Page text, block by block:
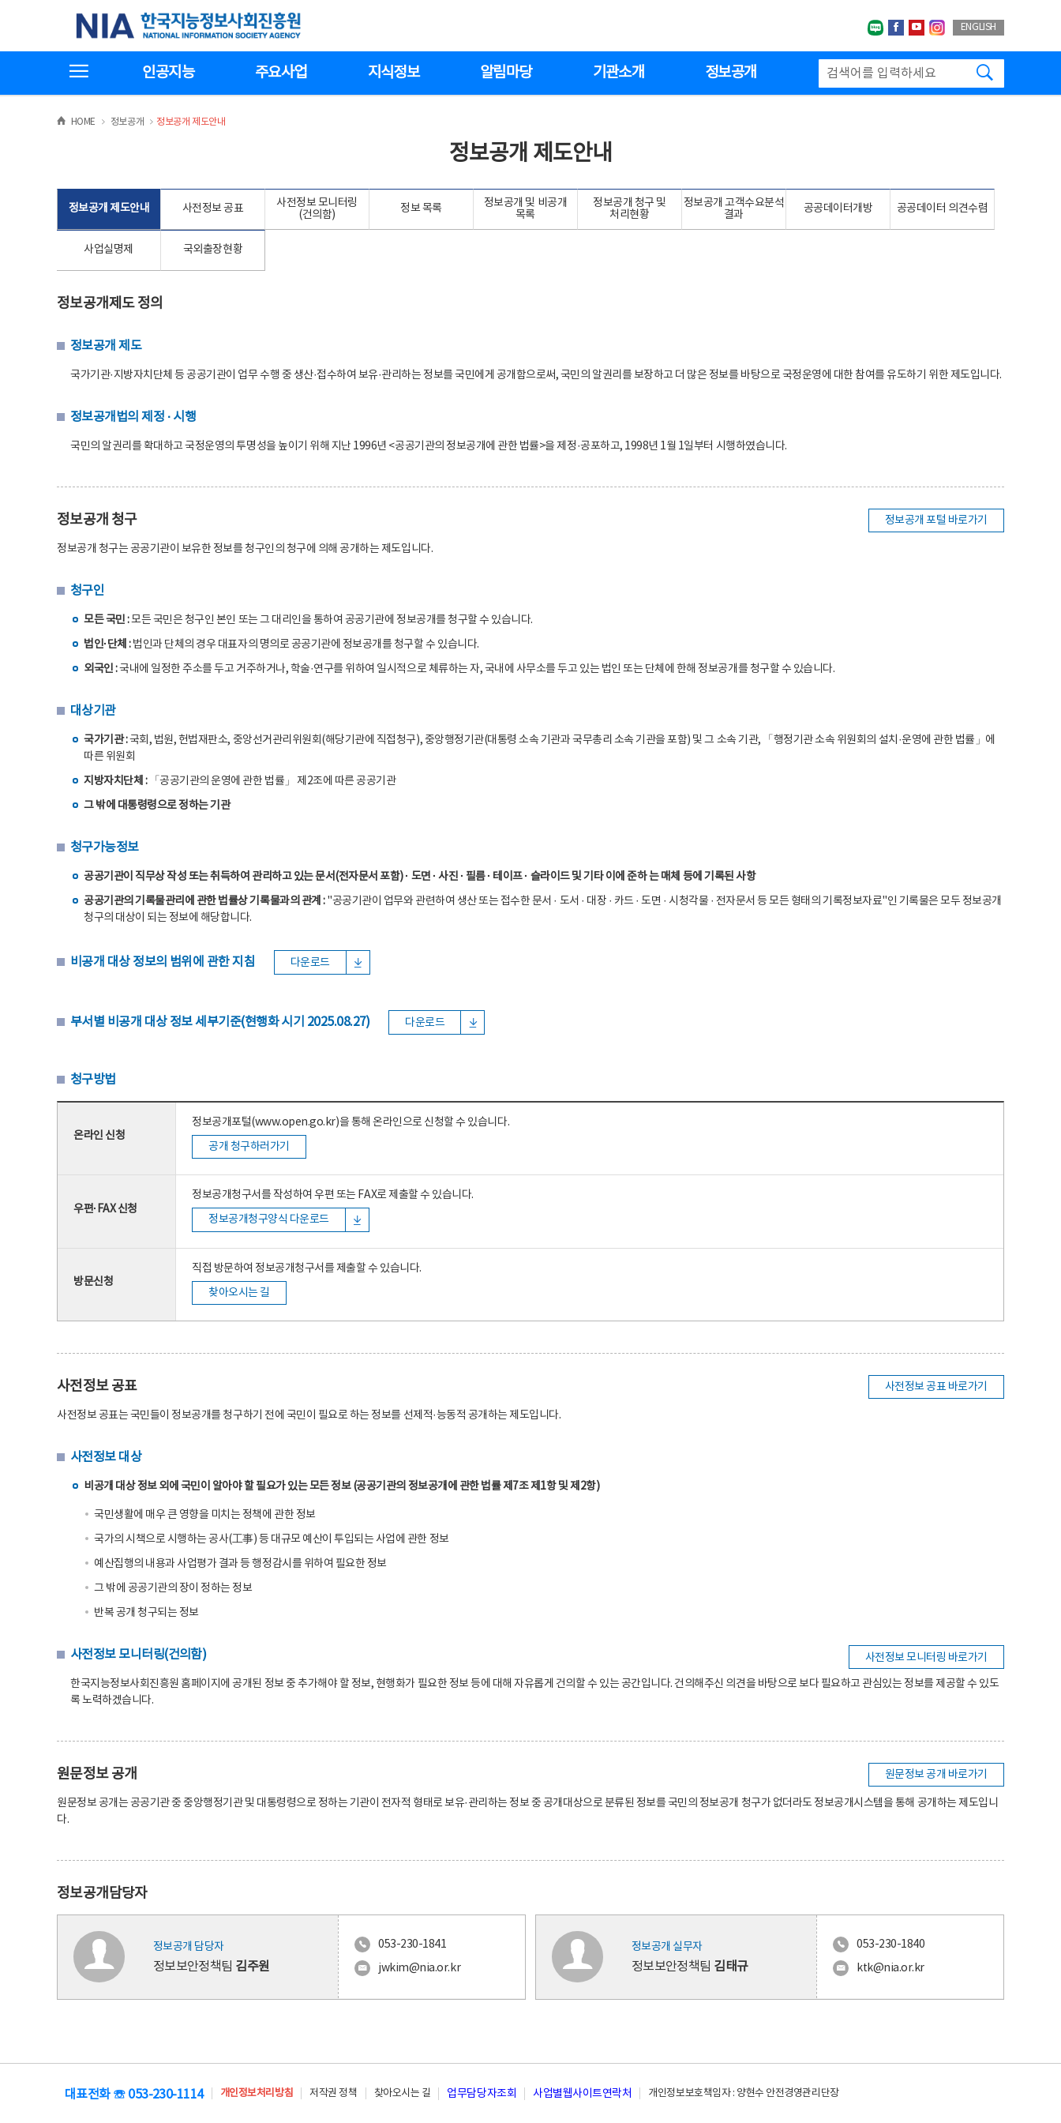
기
한국지능정보사회진흥원
네이버블로그
페이스북
유투브인스타그랩
ENGLISH
인공지능 주요사업 지식정보 알림마당 기관소개 정보공개
HOME >정보공개 >
정보공개 제도안내
정보공개 제도안내
정보공개 제도안내 사전정보 공표
사전정보 모니터링
(건의함)
정보 목록
정보공개 및 비공개
목록
정보공개 청구 및
처리현황
정보공개 고객수요분석
결과
공공데이터개방 공공데이터 의견수렴
사업실명제 국외출장현황
정보공개제도 정의
정보공개 제도
국가기관·지방자치단체 등 공공기관이 업무 수행 중 생산·접수하여 보유·관리하는 정보를 국민에게 공개함으로써, 국민의 알권리를 보장하고 더 많은 정보를 바탕으로 국정운영에 대한 참여를 유도하기 위한 제도입니다.
정보공개법의 제정 · 시행
국민의 알권리를 확대하고 국정운영의 투명성을 높이기 위해 지난 1996년 <공공기관의 정보공개에 관한 법률>을 제정·공포하고, 1998년 1월 1일부터 시행하였습니다.
정보공개 청구
정보공개 청구는 공공기관이 보유한 정보를 청구인의 청구에 의해 공개하는 제도입니다.
정보공개 포털 바로가기
청구인
모든 국민 :모든 국민은 청구인 본인 또는 그 대리인을 통하여 공공기관에 정보공개를 청구할 수 있습니다.
법인·단체 :법인과 단체의 경우 대표자의 명의로 공공기관에 정보공개를 청구할 수 있습니다.
외국인 :국내에 일정한 주소를 두고 거주하거나, 학술·연구를 위하여 일시적으로 체류하는 자, 국내에 사무소를 두고 있는 법인 또는 단체에 한해 정보공개를 청구할 수 있습니다.
대상기관
국가기관 :국회, 법원, 헌법재판소, 중앙선거관리위원회(해당기관에 직접청구), 중앙행정기관(대통령 소속 기관과 국무총리 소속 기관을 포함) 및 그 소속 기관, 「행정기관 소속 위원회의 설치·운영에 관한 법률」에
따른 위원회
지방자치단체 :
「공공기관의 운영에 관한 법률」 제2조에 따른 공공기관
그 밖에 대통령령으로 정하는 기관
청구가능정보
공공기관이 직무상 작성 또는 취득하여 관리하고 있는 문서(전자문서 포함) · 도면 · 사진 · 필름 · 테이프 · 슬라이드 및 기타 이에 준하 는 매체 등에 기록된 사항
공공기관의 기록물관리에 관한 법률상 기록물과의 관계 :"공공기관이 업무와 관련하여 생산 또는 접수한 문서 · 도서 · 대장 · 카드 · 도면 · 시청각물 · 전자문서 등 모든 형태의 기록정보자료"인 기록물은 모두 정보공개
청구의 대상이 되는 정보에 해당합니다.
비공개 대상 정보의 범위에 관한 지침 다운로드
부서별 비공개 대상 정보 세부기준(현행화 시기 2025.08.27) 다운로드
청구방법
온라인 신청
정보공개포털(www.open.go.kr)을 통해 온라인으로 신청할 수 있습니다.
공개 청구하러가기
우편·FAX 신청
정보공개청구서를 작성하여 우편 또는 FAX로 제출할 수 있습니다.
정보공개청구양식 다운로드
방문신청
직접 방문하여 정보공개청구서를 제출할 수 있습니다.
찾아오시는 길
사전정보 공표
사전정보 공표는 국민들이 정보공개를 청구하기 전에 국민이 필요로 하는 정보를 선제적·능동적 공개하는 제도입니다.
사전정보 대상
비공개 대상 정보 외에 국민이 알아야 할 필요가 있는 모든 정보 (공공기관의 정보공개에 관한 법률 제7조 제1항 및 제2항)
국민생활에 매우 큰 영향을 미치는 정책에 관한 정보
국가의 시책으로 시행하는 공사(工事) 등 대규모 예산이 투입되는 사업에 관한 정보
예산집행의 내용과 사업평가 결과 등 행정감시를 위하여 필요한 정보
그 밖에 공공기관의 장이 정하는 정보
반복 공개 청구되는 정보
사전정보 공표 바로가기
사전정보 모니터링(건의함) 사전정보 모니터링 바로가기
한국지능정보사회진흥원 홈페이지에 공개된 정보 중 추가해야 할 정보, 현행화가 필요한 정보 등에 대해 자유롭게 건의할 수 있는 공간입니다. 건의해주신 의견을 바탕으로 보다 필요하고 관심있는 정보를 제공할 수 있도
록 노력하겠습니다.
원문정보 공개
원문정보 공개는 공공기관 중 중앙행정기관 및 대통령령으로 정하는 기관이 전자적 형태로 보유·관리하는 정보 중 공개대상으로 분류된 정보를 국민의 정보공개 청구가 없더라도 정보공개시스템을 통해 공개하는 제도입니
다.
원문정보 공개 바로가기
정보공개담당자
정보공개 담당자
정보보안정책팀 김주원
053-230-1841
jwkim@nia.or.kr
정보공개 실무자
정보보안정책팀 김태규
053-230-1840
ktk@nia.or.kr
대표전화 ☏ 053-230-1114 개인정보처리방침 저작권 정책 찾아오시는 길 업무담당자조회 사업별웹사이트연락처 개인정보보호책임자 : 양현수 안전경영관리단장